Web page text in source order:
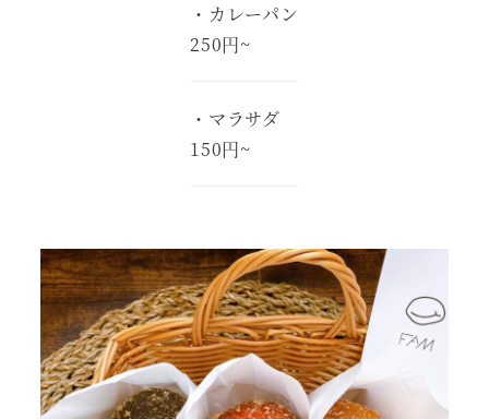
・カレーパン
250円~
・マラサダ
150円~